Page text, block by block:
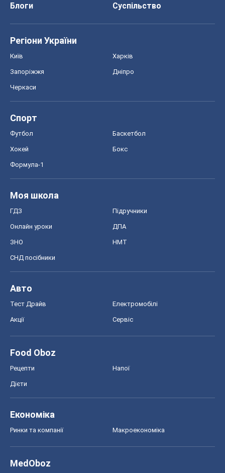
Блоги
Суспільство
Регіони України
Київ Харків
Запоріжжя Дніпро
Черкаси
Спорт
Футбол Баскетбол
Хокей Бокс
Формула-1
Моя школа
ГДЗ Підручники
Онлайн уроки ДПА
ЗНО НМТ
СНД посібники
Авто
Тест Драйв Електромобілі
Акції Сервіс
Food Oboz
Рецепти Напої
Дієти
Економіка
Ринки та компанії Макроекономіка
MedOboz